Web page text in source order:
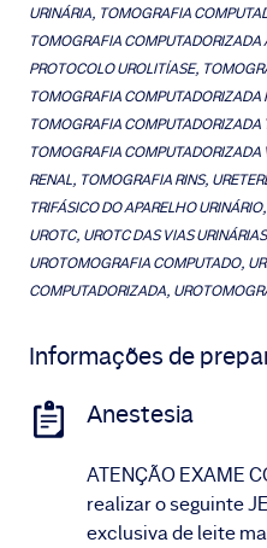
URINÁRIA, TOMOGRAFIA
TOMOGRAFIA COMPUTADORIZADA
PROTOCOLO UROLITÍASE,
TOMOGRAFIA COMPUTADORIZADA
TOMOGRAFIA COMPUTADORIZADA
TOMOGRAFIA
RENAL, TOMOGRAFIA RINS,
TRIFÁSICO DO APARELHO
UROTC, UROTC DAS VIAS
UROTOMOGRAFIA COMPUTADO,
COMPUTADORIZADA,
Informações de
Anestesia
ATENÇÃO EXAME
realizar o seguinte
exclusiva de leite